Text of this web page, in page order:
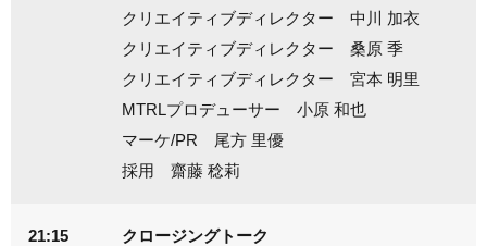
クリエイティブディレクター 中川 加衣
クリエイティブディレクター 桑原 季
クリエイティブディレクター 宮本 明里
MTRLプロデューサー 小原 和也
マーケ/PR 尾方 里優
採用 齋藤 稔莉
21:15
クロージングトーク